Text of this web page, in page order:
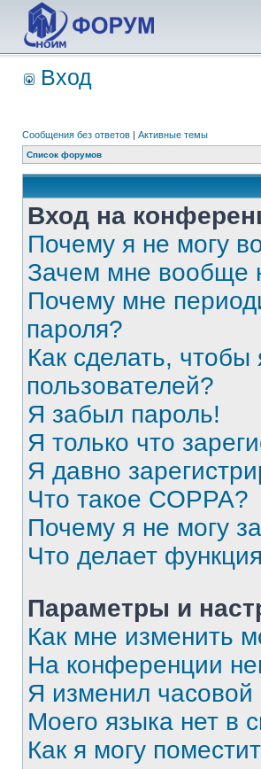
Вход
Сообщения без ответов | Активные темы
Список форумов
Вход на
Почему я не могу
Зачем мне вообще
Почему мне
пароля?
Как сделать, чтобы
пользователей?
Я забыл пароль!
Я только что
Я давно
Что такое COPPA?
Почему я не могу
Что делает
Параметры и
Как мне изменить
На конференции
Я изменил
Моего языка нет в
Как я могу